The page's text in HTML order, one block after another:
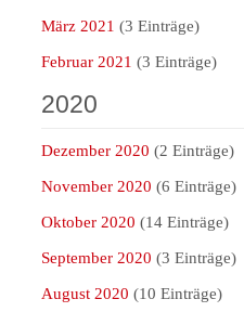
März 2021 (3 Einträge)
Februar 2021 (3 Einträge)
2020
Dezember 2020 (2 Einträge)
November 2020 (6 Einträge)
Oktober 2020 (14 Einträge)
September 2020 (3 Einträge)
August 2020 (10 Einträge)